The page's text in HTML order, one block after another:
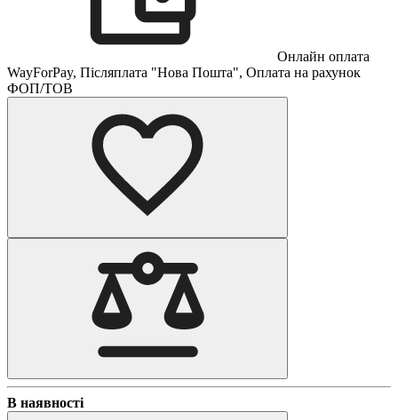
Онлайн оплата
WayForPay, Післяплата "Нова Пошта", Оплата на рахунок
ФОП/ТОВ
В наявності